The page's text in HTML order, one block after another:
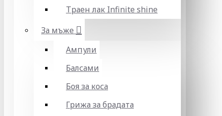
Траен лак Infinite shine
За мъже
Ампули
Балсами
Боя за коса
Грижа за брадата